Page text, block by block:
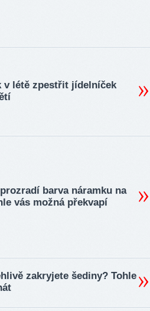
v létě zpestřit jídelníček
barva náramku na
vás možná překvapí
zakryjete šediny? Tohle